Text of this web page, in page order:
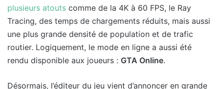
plusieurs atouts comme de la 4K à 60 FPS, le Ray
Tracing, des temps de chargements réduits, mais aussi
une plus grande densité de population et de trafic
routier. Logiquement, le mode en ligne a aussi été
rendu disponible aux joueurs : GTA Online.
Désormais, l’éditeur du jeu vient d’annoncer en grande